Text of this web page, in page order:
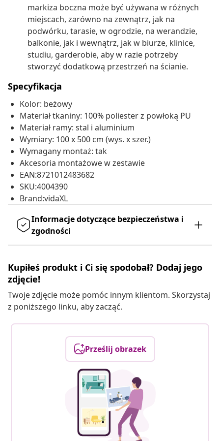
markiza boczna może być używana w różnych
miejscach, zarówno na zewnątrz, jak na
podwórku, tarasie, w ogrodzie, na werandzie,
balkonie, jak i wewnątrz, jak w biurze, klinice,
studiu, garderobie, aby w razie potrzeby
stworzyć dodatkową przestrzeń na ścianie.
Specyfikacja
Kolor: beżowy
Materiał tkaniny: 100% poliester z powłoką PU
Materiał ramy: stal i aluminium
Wymiary: 100 x 500 cm (wys. x szer.)
Wymagany montaż: tak
Akcesoria montażowe w zestawie
EAN:8721012483682
SKU:4004390
Brand:vidaXL
Informacje dotyczące bezpieczeństwa i
zgodności
Kupiłeś produkt i Ci się spodobał? Dodaj jego
zdjęcie!
Twoje zdjęcie może pomóc innym klientom. Skorzystaj
z poniższego linku, aby zacząć.
Prześlij obrazek